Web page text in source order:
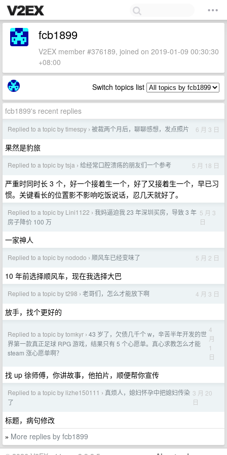
fcb1899
V2EX member #376189, joined on 2019-01-09 00:30:30
+08:00
Switch topics list
fcb1899's recent replies
Replied to a topic by timespy › 被裁两个月后，聊聊感想，发点照片 6 月 3 日
果然是豹旅
Replied to a topic by tsja › 给经常口腔溃疡的朋友们一个参考 5 月 18 日
严重时同时长 3 个，好一个接着生一个，好了又接着生一个，早已习
惯。关键看长的位置影不影响吃饭说话，忍几天就好了。
Replied to a topic by Lini1122 › 我妈逼迫我 23 年深圳买房，导致 3 年
房子降价 100 万
5 月 3
日
一家神人
Replied to a topic by nododo › 顺风车已经变味了 5 月 2 日
10 年前选择顺风车，现在我选择大巴
Replied to a topic by t298 › 老哥们，怎么才能放下啊 4 月 3 日
放手，找个更好的
Replied to a topic by tomkyr › 43 岁了，欠债几千个 w，辛苦半年开发的世
界第一款真正足球 RPG 游戏，结果只有 5 个心愿单。真心求教怎么才能
steam 涨心愿单啊？
4
月
1
日
找 up 徐师傅，你讲故事，他拍片，顺便帮你宣传
Replied to a topic by lizhe150111 › 真烦人，媳妇怀孕中把媳妇传染
了
3 月 20
日
标题，病句修改
» More replies by fcb1899